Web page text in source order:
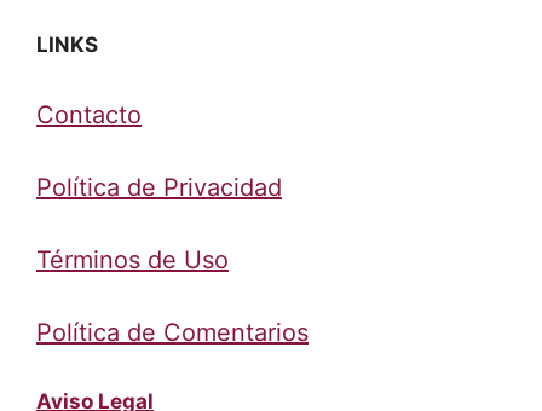
LINKS
Contacto
Política de Privacidad
Términos de Uso
Política de Comentarios
Aviso Legal